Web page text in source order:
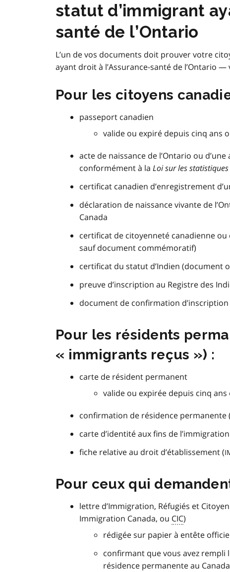
statut d’immigrant
santé de l’Ontario
L’un de vos documents doit prouver votre
ayant droit à l’Assurance-santé de l’Ontario
Pour les citoyens
passeport canadien
valide ou expiré depuis cinq ans
acte de naissance de l’Ontario ou
conformément à la Loi sur les statistiques
certificat canadien d’enregistrement
déclaration de naissance vivante de
Canada
certificat de citoyenneté canadienne
sauf document commémoratif)
certificat du statut d’Indien (document
preuve d’inscription au Registre des
document de confirmation
Pour les résidents
« immigrants reçus ») :
carte de résident permanent
valide ou expirée depuis cinq ans
confirmation de résidence permanente (
carte d’identité aux fins de
fiche relative au droit d’établissement (
Pour ceux qui
lettre d’Immigration, Réfugiés et
Immigration Canada, ou CIC)
rédigée sur papier à entête
confirmant que vous avez rempli
résidence permanente au